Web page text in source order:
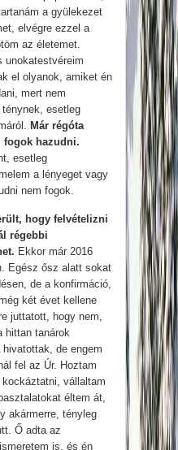
a gyülekezet
elvégre ezzel a
az életemet.
unokatestvéreim
el olyanok, amiket én
mert nem
esetleg
Már régóta
fogok hazudni.
esetleg
a lényeget vagy
nem fogok.
hogy felvételizni
régebbi
Ekkor már 2016
Egész ősz alatt sokat
de a konfirmáció,
két évet kellene
juttatott, hogy nem,
hittan tanárok
de engem
fel az Úr. Hoztam
vállaltam
éltem át,
akármerre, tényleg
Ő adta az
is, és én